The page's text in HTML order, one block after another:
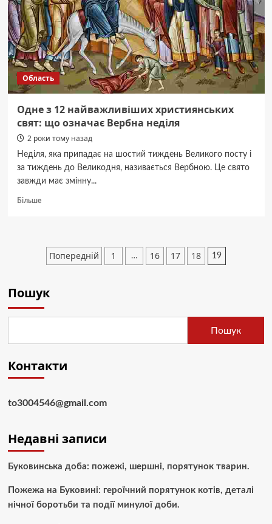
навіщо
її
використовують
Область
Одне з 12 найважливіших християнських
свят: що означає Вербна неділя
2 роки тому назад
Неділя, яка припадає на шостий тиждень Великого посту і
за тиждень до Великодня, називається Вербною. Це свято
завжди має змінну...
БільшеДокладніше
найважливіших
що
Пагінація
Попередній 1 … 16 17 18 19
Пошук
Пошук
Контакти
to3004546@gmail.com
Недавні записи
Буковинська доба: пожежі, шершні, порятунок тварин.
Пожежа на Буковині: героїчний порятунок котів, деталі
нічної боротьби та події минулої доби.